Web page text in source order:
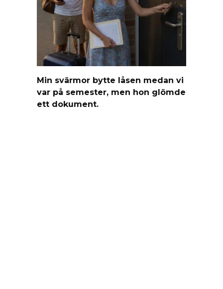
Min svärmor bytte låsen medan vi
var på semester, men hon glömde
ett dokument.